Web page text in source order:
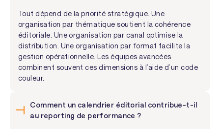
Tout dépend de la priorité stratégique. Une
organisation par thématique soutient la cohérence
éditoriale. Une organisation par canal optimise la
distribution. Une organisation par format facilite la
gestion opérationnelle. Les équipes avancées
combinent souvent ces dimensions à l’aide d’un code
couleur.
Comment un calendrier éditorial contribue-t-il
au reporting de performance ?